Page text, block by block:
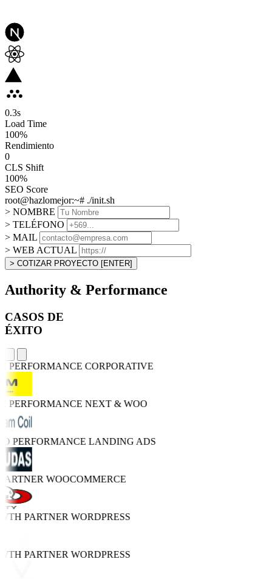
0.3s
Load Time
100%
Rendimiento
0
CLS Shift
100%
SEO Score
root@hazlomejor:~# ./init.sh
> NOMBRE
> TELÉFONO
> MAIL
> WEB ACTUAL
> COTIZAR PROYECTO [ENTER]
Authority & Performance
CASOS DE
ÉXITO
PERFORMANCECORPORATIVE
PERFORMANCENEXT & WOO
PERFORMANCELANDING ADS
WOOCOMMERCE
PARTNERWORDPRESS
PARTNERWORDPRESS